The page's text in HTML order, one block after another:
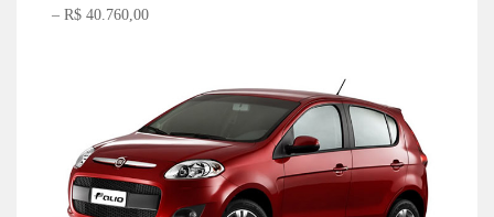
– R$ 40.760,00